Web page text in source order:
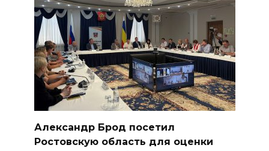
Александр Брод посетил
Ростовскую область для оценки